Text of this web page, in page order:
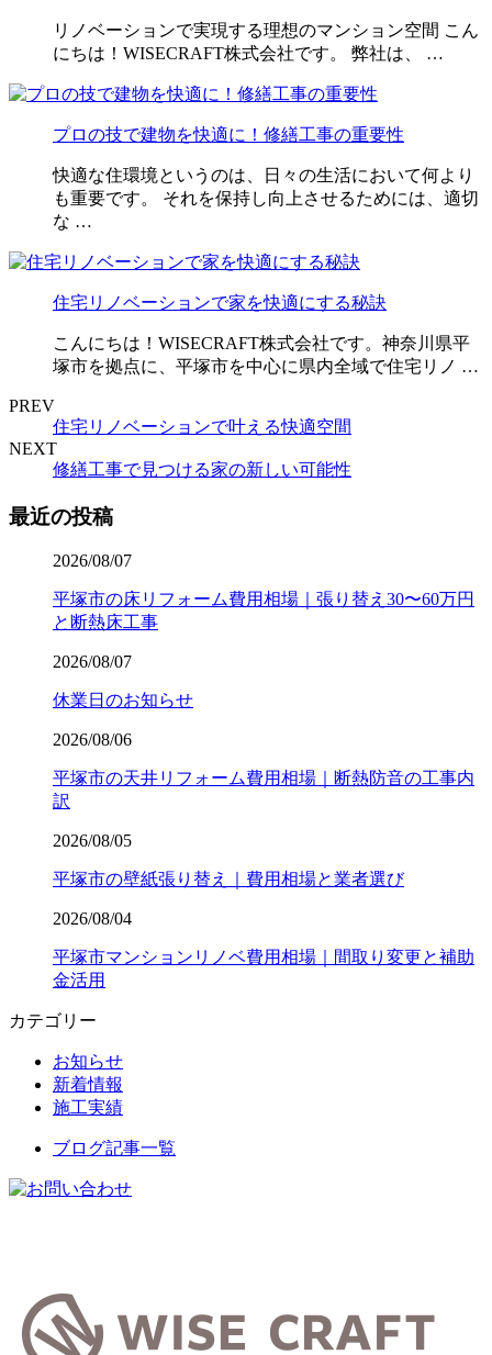
リノベーションで実現する理想のマンション空間 こん
にちは！WISECRAFT株式会社です。 弊社は、 …
プロの技で建物を快適に！修繕工事の重要性
快適な住環境というのは、日々の生活において何より
も重要です。 それを保持し向上させるためには、適切
な …
住宅リノベーションで家を快適にする秘訣
こんにちは！WISECRAFT株式会社です。神奈川県平
塚市を拠点に、平塚市を中心に県内全域で住宅リノ …
PREV
住宅リノベーションで叶える快適空間
NEXT
修繕工事で見つける家の新しい可能性
最近の投稿
2026/08/07
平塚市の床リフォーム費用相場｜張り替え30〜60万円
と断熱床工事
2026/08/07
休業日のお知らせ
2026/08/06
平塚市の天井リフォーム費用相場｜断熱防音の工事内
訳
2026/08/05
平塚市の壁紙張り替え｜費用相場と業者選び
2026/08/04
平塚市マンションリノベ費用相場｜間取り変更と補助
金活用
カテゴリー
お知らせ
新着情報
施工実績
ブログ記事一覧